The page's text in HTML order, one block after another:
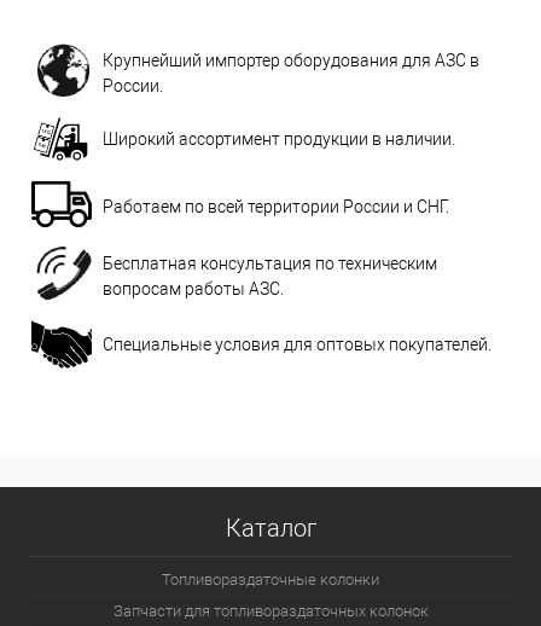
Крупнейший импортер оборудования для АЗС в
России.
Широкий ассортимент продукции в наличии.
Работаем по всей территории России и СНГ.
Бесплатная консультация по техническим
вопросам работы АЗС.
Специальные условия для оптовых покупателей.
Каталог
Топливораздаточные колонки
Запчасти для топливораздаточных колонок